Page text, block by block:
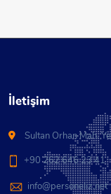
İletişim
Sultan Orhan Mah.
+90 262 646 23 41
info@personeliz.net